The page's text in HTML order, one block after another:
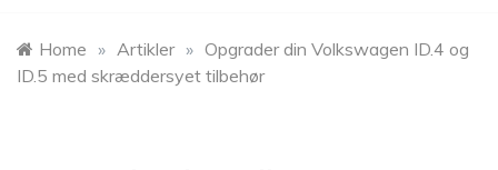
Home » Artikler » Opgrader din Volkswagen ID.4 og
ID.5 med skræddersyet tilbehør